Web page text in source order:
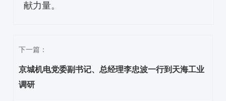
献力量。
下一篇：
京城机电党委副书记、总经理李忠波一行到天海工业
调研